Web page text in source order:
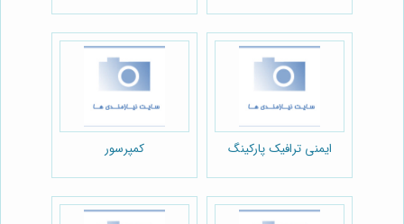
ایمنی ترافیک پارکینگ کمپرسور